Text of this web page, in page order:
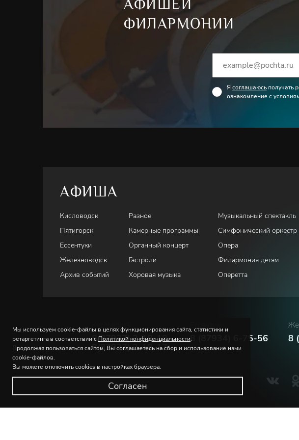
АФИШЕЙ
ФИЛАРМОНИИ
Я соглашаюсь получать
ознакомление с
АФИША
Кисловодск
Пятигорск
Ессентуки
Железноводск
Архив событий
Разное
Камерные программы
Органный концерт
Гастроли
Хоровая музыка
Музыкальный спектакль
Симфонический оркестр
Опера
Филармония детям
Оперетта
Кисловодск
8(87937) 2-18-18
8(87937) 2-18-17
8 (87934) 6-75-56 8
Мы используем cookie-файлы в целях функционирования сайта, статистики и
ретаргетинга в соответствии с Политикой конфиденциальности.
Продолжая пользоваться сайтом, Вы соглашаетесь на сбор и использование нами
cookie-файлов.
Вы можете отключить cookies в настройках браузера.
Согласен